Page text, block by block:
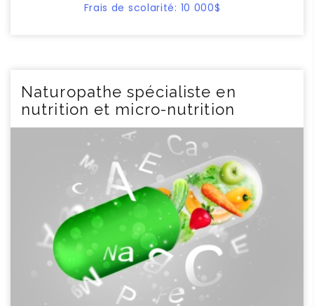
Frais de scolarité: 10 000$
Naturopathe spécialiste en
nutrition et micro-nutrition